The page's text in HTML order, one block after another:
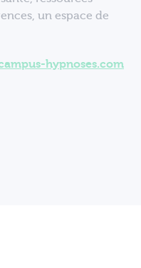
un espace de
hypnoses.com